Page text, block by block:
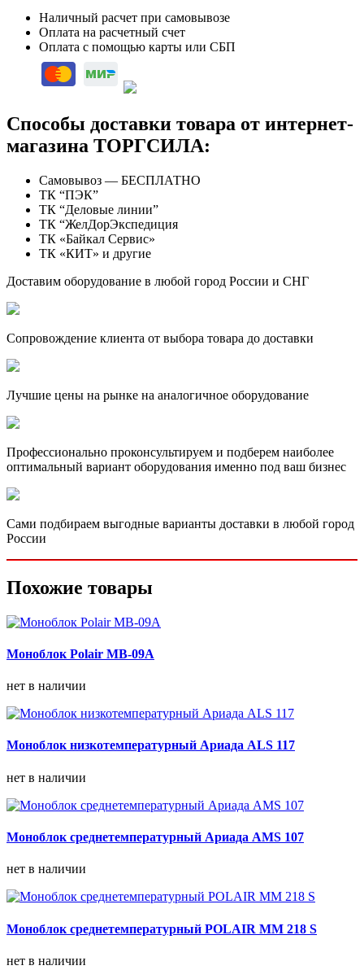
Наличный расчет при самовывозе
Оплата на расчетный счет
Оплата с помощью карты или СБП
Способы доставки товара от интернет-
магазина ТОРГСИЛА:
Самовывоз — БЕСПЛАТНО
ТК “ПЭК”
ТК “Деловые линии”
ТК “ЖелДорЭкспедиция
ТК «Байкал Сервис»
ТК «КИТ» и другие
Доставим оборудование в любой город России и СНГ
Сопровождение клиента от выбора товара до доставки
Лучшие цены на рынке на аналогичное оборудование
Профессионально проконсультируем и подберем наиболее
оптимальный вариант оборудования именно под ваш бизнес
Сами подбираем выгодные варианты доставки в любой город
России
Похожие товары
Моноблок Polair MB-09A
нет в наличии
Моноблок низкотемпературный Ариада ALS 117
нет в наличии
Моноблок среднетемпературный Ариада AMS 107
нет в наличии
Моноблок среднетемпературный POLAIR MM 218 S
нет в наличии